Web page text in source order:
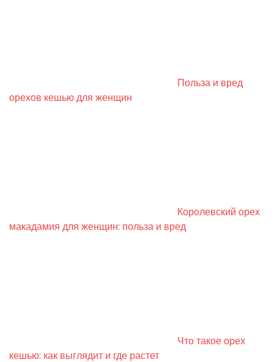
Польза и вред
орехов кешью для женщин
Королевский орех
макадамия для женщин: польза и вред
Что такое орех
кешью: как выглядит и где растет